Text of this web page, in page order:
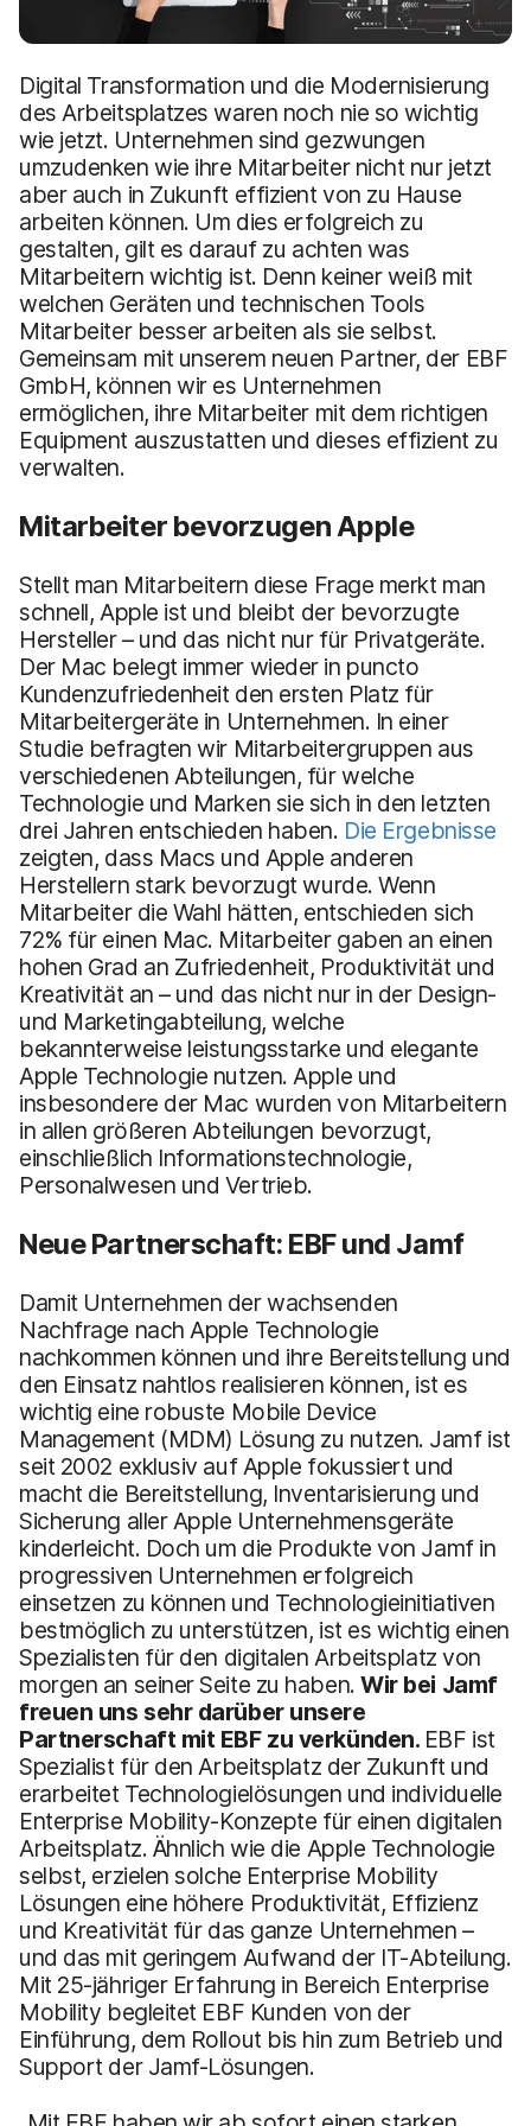
p
t
i
n
h
a
l
t
n
n
Digital Transformation und die Modernisierung
des Arbeitsplatzes waren noch nie so wichtig
wie jetzt. Unternehmen sind gezwungen
umzudenken wie ihre Mitarbeiter nicht nur jetzt
aber auch in Zukunft effizient von zu Hause
arbeiten können. Um dies erfolgreich zu
gestalten, gilt es darauf zu achten was
Mitarbeitern wichtig ist. Denn keiner weiß mit
welchen Geräten und technischen Tools
Mitarbeiter besser arbeiten als sie selbst.
Gemeinsam mit unserem neuen Partner, der EBF
GmbH, können wir es Unternehmen
ermöglichen, ihre Mitarbeiter mit dem richtigen
Equipment auszustatten und dieses effizient zu
verwalten.
Mitarbeiter bevorzugen Apple
Stellt man Mitarbeitern diese Frage merkt man
schnell, Apple ist und bleibt der bevorzugte
Hersteller – und das nicht nur für Privatgeräte.
Der Mac belegt immer wieder in puncto
Kundenzufriedenheit den ersten Platz für
Mitarbeitergeräte in Unternehmen. In einer
Studie befragten wir Mitarbeitergruppen aus
verschiedenen Abteilungen, für welche
Technologie und Marken sie sich in den letzten
drei Jahren entschieden haben. Die Ergebnisse
zeigten, dass Macs und Apple anderen
Herstellern stark bevorzugt wurde. Wenn
Mitarbeiter die Wahl hätten, entschieden sich
72% für einen Mac. Mitarbeiter gaben an einen
hohen Grad an Zufriedenheit, Produktivität und
Kreativität an – und das nicht nur in der Design-
und Marketingabteilung, welche
bekannterweise leistungsstarke und elegante
Apple Technologie nutzen. Apple und
insbesondere der Mac wurden von Mitarbeitern
in allen größeren Abteilungen bevorzugt,
einschließlich Informationstechnologie,
Personalwesen und Vertrieb.
Neue Partnerschaft: EBF und Jamf
Damit Unternehmen der wachsenden
Nachfrage nach Apple Technologie
nachkommen können und ihre Bereitstellung und
den Einsatz nahtlos realisieren können, ist es
wichtig eine robuste Mobile Device
Management (MDM) Lösung zu nutzen. Jamf ist
seit 2002 exklusiv auf Apple fokussiert und
macht die Bereitstellung, Inventarisierung und
Sicherung aller Apple Unternehmensgeräte
kinderleicht. Doch um die Produkte von Jamf in
progressiven Unternehmen erfolgreich
einsetzen zu können und Technologieinitiativen
bestmöglich zu unterstützen, ist es wichtig einen
Spezialisten für den digitalen Arbeitsplatz von
morgen an seiner Seite zu haben.Wir bei Jamf
freuen uns sehr darüber unsere
Partnerschaft mit EBF zu verkünden. EBF ist
Spezialist für den Arbeitsplatz der Zukunft und
erarbeitet Technologielösungen und individuelle
Enterprise Mobility-Konzepte für einen digitalen
Arbeitsplatz. Ähnlich wie die Apple Technologie
selbst, erzielen solche Enterprise Mobility
Lösungen eine höhere Produktivität, Effizienz
und Kreativität für das ganze Unternehmen –
und das mit geringem Aufwand der IT-Abteilung.
Mit 25-jähriger Erfahrung in Bereich Enterprise
Mobility begleitet EBF Kunden von der
Einführung, dem Rollout bis hin zum Betrieb und
Support der Jamf-Lösungen.